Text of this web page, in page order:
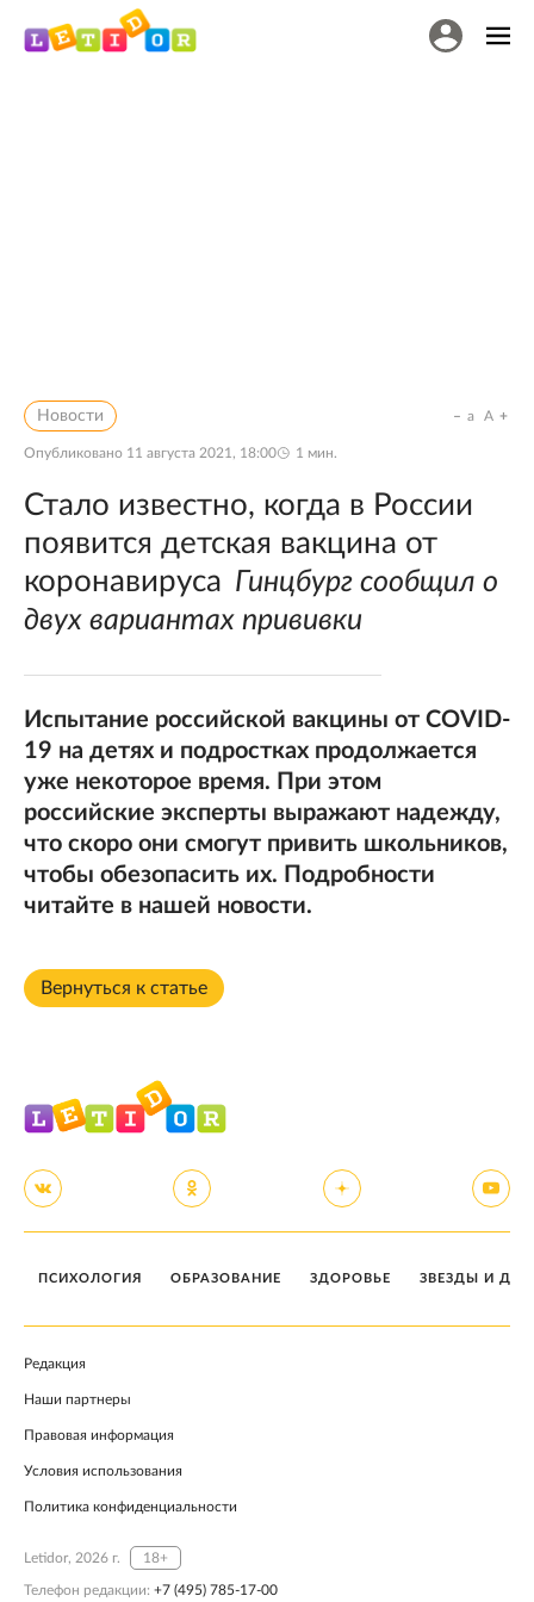
Новости
Опубликовано 11 августа 2021, 18:00 1 мин.
a A
Стало известно, когда в России
появится детская вакцина от
коронавируса Гинцбург сообщил о
двух вариантах прививки
Испытание российской вакцины от COVID-
19 на детях и подростках продолжается
уже некоторое время. При этом
российские эксперты выражают надежду,
что скоро они смогут привить школьников,
чтобы обезопасить их. Подробности
читайте в нашей новости.
Вернуться к статье
ПСИХОЛОГИЯ ОБРАЗОВАНИЕ ЗДОРОВЬЕ ЗВЕЗДЫ И
Редакция
Наши партнеры
Правовая информация
Условия использования
Политика конфиденциальности
Letidor, 2026 г. 18+
Телефон редакции: +7 (495) 785-17-00